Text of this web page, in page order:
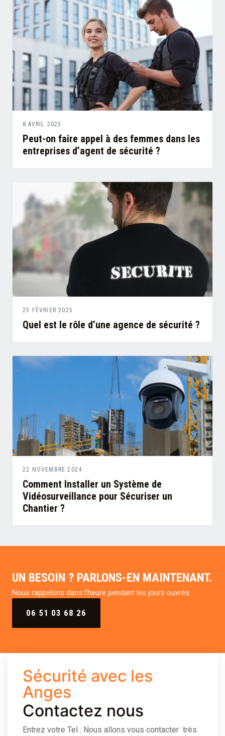
8 AVRIL 2025
Peut-on faire appel à des femmes dans les
entreprises d’agent de sécurité ?
25 FÉVRIER 2025
Quel est le rôle d’une agence de sécurité ?
22 NOVEMBRE 2024
Comment Installer un Système de
Vidéosurveillance pour Sécuriser un
Chantier ?
UN BESOIN ? PARLONS-EN MAINTENANT.
Nous rappelons dans l’heure pendant les jours ouvrés.
06 51 03 68 26
Sécurité avec les
Anges
Contactez nous
Entrez votre Tel : Nous allons vous contacter très